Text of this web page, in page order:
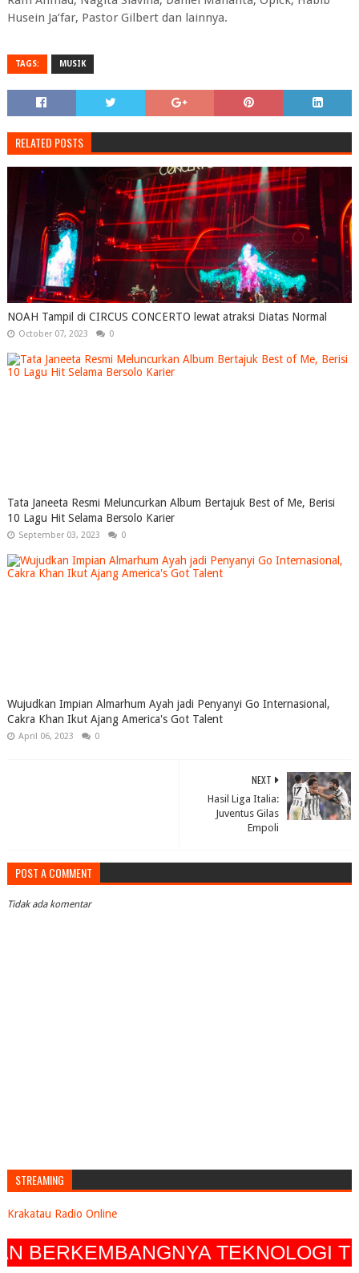
Husein Ja’far, Pastor Gilbert dan lainnya.
TAGS: MUSIK
RELATED POSTS
NOAH Tampil di CIRCUS CONCERTO lewat atraksi Diatas Normal
October 07, 2023 0
Tata Janeeta Resmi Meluncurkan Album Bertajuk Best of Me, Berisi
10 Lagu Hit Selama Bersolo Karier
September 03, 2023 0
Wujudkan Impian Almarhum Ayah jadi Penyanyi Go Internasional,
Cakra Khan Ikut Ajang America's Got Talent
April 06, 2023 0
NEXT
Hasil Liga Italia:
Juventus Gilas
Empoli
POST A COMMENT
Tidak ada komentar
STREAMING
Krakatau Radio Online
TEKNOLOGI